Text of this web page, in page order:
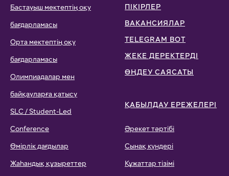
Бастауыш мектептің оқу
бағдарламасы
Орта мектептің оқу
бағдарламасы
Олимпиадалар мен
байқауларға қатысу
SLC / Student-Led
Conference
Өмірлік дағдылар
Жаһандық құзыреттер
ПІКІРЛЕР
ВАКАНСИЯЛАР
TELEGRAM BOT
ЖЕКЕ ДЕРЕКТЕРДІ
ӨҢДЕУ САЯСАТЫ
ҚАБЫЛДАУ ЕРЕЖЕЛЕРІ
Әрекет тәртібі
Сынақ күндері
Құжаттар тізімі